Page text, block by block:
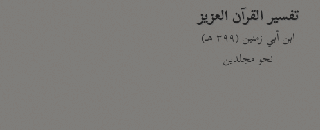
تفسير القرآن العزيز
ابن أبي زمنين (٣٩٩ هـ)
نحو مجلدين